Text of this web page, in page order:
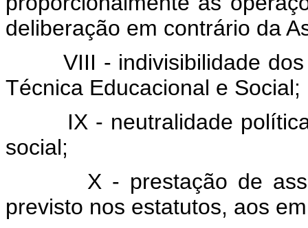
deliberação em contrário da
VIII - indivisibilidade dos
Técnica Educacional e Social;
IX - neutralidade política
social;
X - prestação de
previsto nos estatutos, aos